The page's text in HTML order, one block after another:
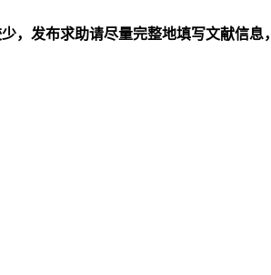
，发布求助请尽量完整地填写文献信